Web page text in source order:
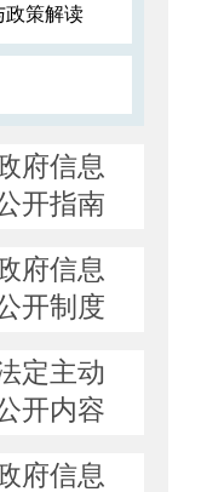
政策解读
府信息
开指南
府信息
开制度
定主动
开内容
府信息